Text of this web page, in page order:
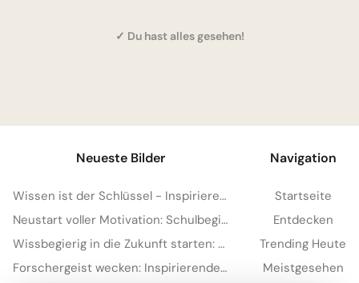
✓ Du hast alles gesehen!
Neueste Bilder
Wissen ist der Schlüssel - Inspirierende Schulstart Bilder für Telegram
Neustart voller Motivation: Schulbeginn inspirieren und auf TikTok verbreiten!
Wissbegierig in die Zukunft starten: Dein 'Lesen bildet' Bild für Snapchat
Forschergeist wecken: Inspirierende Schulstart-Bilder für Facebook
Navigation
Startseite
Entdecken
Trending Heute
Meistgesehen